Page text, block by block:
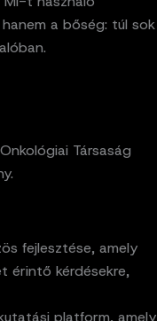
a bőség: túl sok
Társaság
fejlesztése, amely
érintő kérdésekre,
platform, amely